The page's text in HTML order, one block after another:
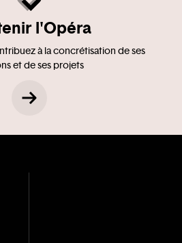
l'Opéra
à la concrétisation de ses
et de ses projets